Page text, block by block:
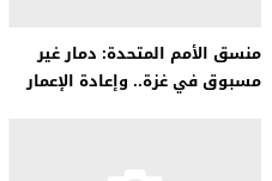
منسق الأمم المتحدة: دمار غير
مسبوق في غزة.. وإعادة الإعمار